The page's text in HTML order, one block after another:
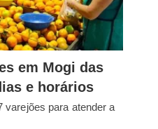
em Mogi das
e horários
varejões para atender a